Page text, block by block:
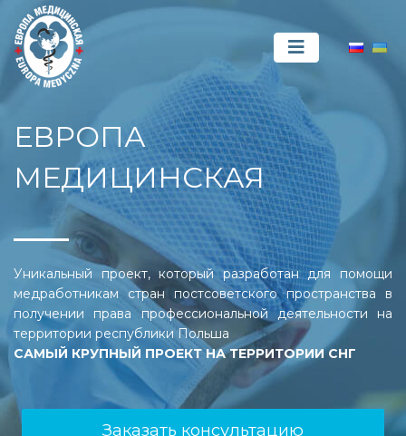
ЕВРОПА
МЕДИЦИНСКАЯ
Уникальный проект, который разработан для помощи
медработникам стран постсоветского пространства в
получении права профессиональной деятельности на
территории республики Польша
САМЫЙ КРУПНЫЙ ПРОЕКТ НА ТЕРРИТОРИИ СНГ
Заказать консультацию